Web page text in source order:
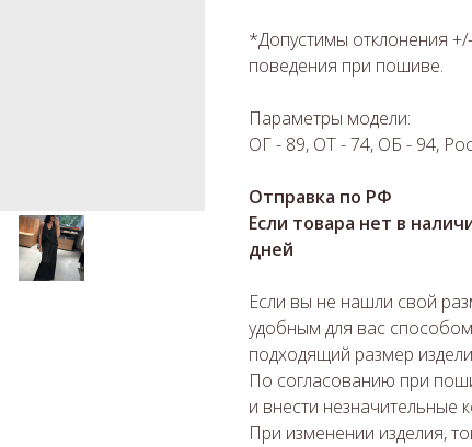
*Допустимы отклонения
поведения при пошиве.
Параметры модели:
ОГ - 89, ОТ - 74, ОБ - 94,
Отправка по РФ
Если товара нет в
дней
Если вы не нашли свой
удобным для вас
подходящий размер
По согласованию при
и внести незначительные
При изменении изделия,